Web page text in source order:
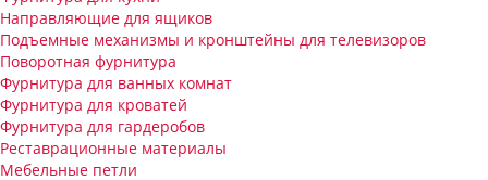
Направляющие для ящиков
Подъемные механизмы и кронштейны для телевизоров
Поворотная фурнитура
Фурнитура для ванных комнат
Фурнитура для кроватей
Фурнитура для гардеробов
Реставрационные материалы
Мебельные петли